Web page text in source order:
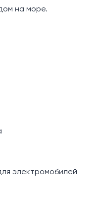
на море.
электромобилей